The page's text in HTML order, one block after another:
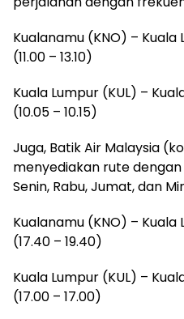
Kualanamu (KNO) – Kuala
(11.00 – 13.10)
Kuala Lumpur (KUL) –
(10.05 – 10.15)
Juga, Batik Air Malaysia
menyediakan rute
Senin, Rabu, Jumat, dan
Kualanamu (KNO) – Kuala
(17.40 – 19.40)
Kuala Lumpur (KUL) –
(17.00 – 17.00)